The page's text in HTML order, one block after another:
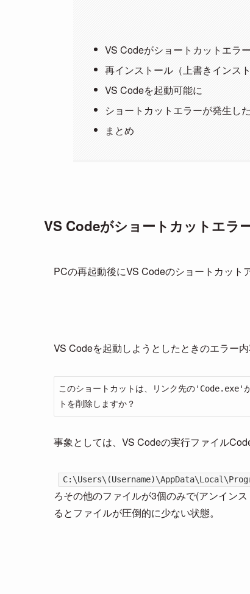
VS Codeがショートカットエラ
再インストール（上書きインス
VS Codeを起動可能に
ショートカットエラーが発生し
まとめ
VS Codeがショートカットエラ
PCの再起動後にVS Codeのショートカット
VS Codeを起動しようとしたときのエラー内
このショートカットは、リンク先の'Code.exe'
トを削除しますか？
事象としては、VS Codeの実行ファイル
ろその他のファイルが3個のみで(アンイン
るとファイルが圧倒的に少ない状態。